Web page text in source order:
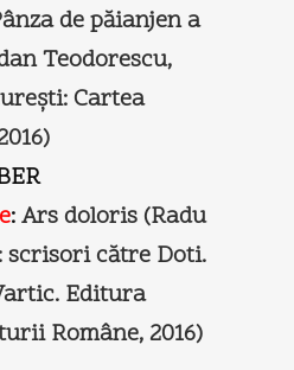
de păianjen a
Teodorescu,
Cartea
:Ars doloris (Radu
scrisori către Doti.
Editura
Române, 2016)